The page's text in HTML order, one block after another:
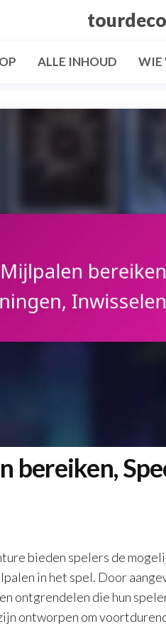
ALLE INHOUD WIE
bieden spelers de
in het spel. Door
ontgrendelen die hun
ontworpen om